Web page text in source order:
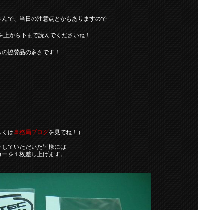
で、当日の注意点とかもありますので
上から下まで読んでくださいね！
協賛品の多さです！
くは事務局ブログを見てね！）
ていただいた皆様には
を１枚差し上げます。